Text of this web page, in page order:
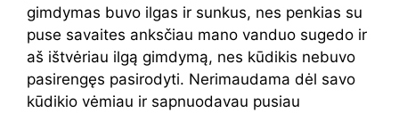
gimdymas buvo ilgas ir sunkus, nes penkias su
puse savaites anksčiau mano vanduo sugedo ir
aš ištvėriau ilgą gimdymą, nes kūdikis nebuvo
pasirengęs pasirodyti. Nerimaudama dėl savo
kūdikio vėmiau ir sapnuodavau pusiau